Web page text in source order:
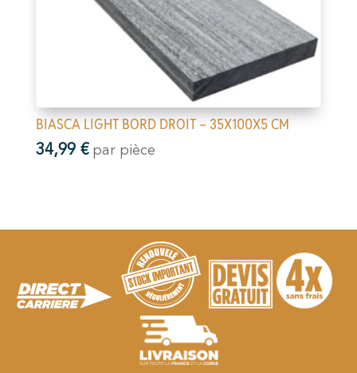
BIASCA LIGHT BORD DROIT – 35X100X5 CM
34,99 € par pièce